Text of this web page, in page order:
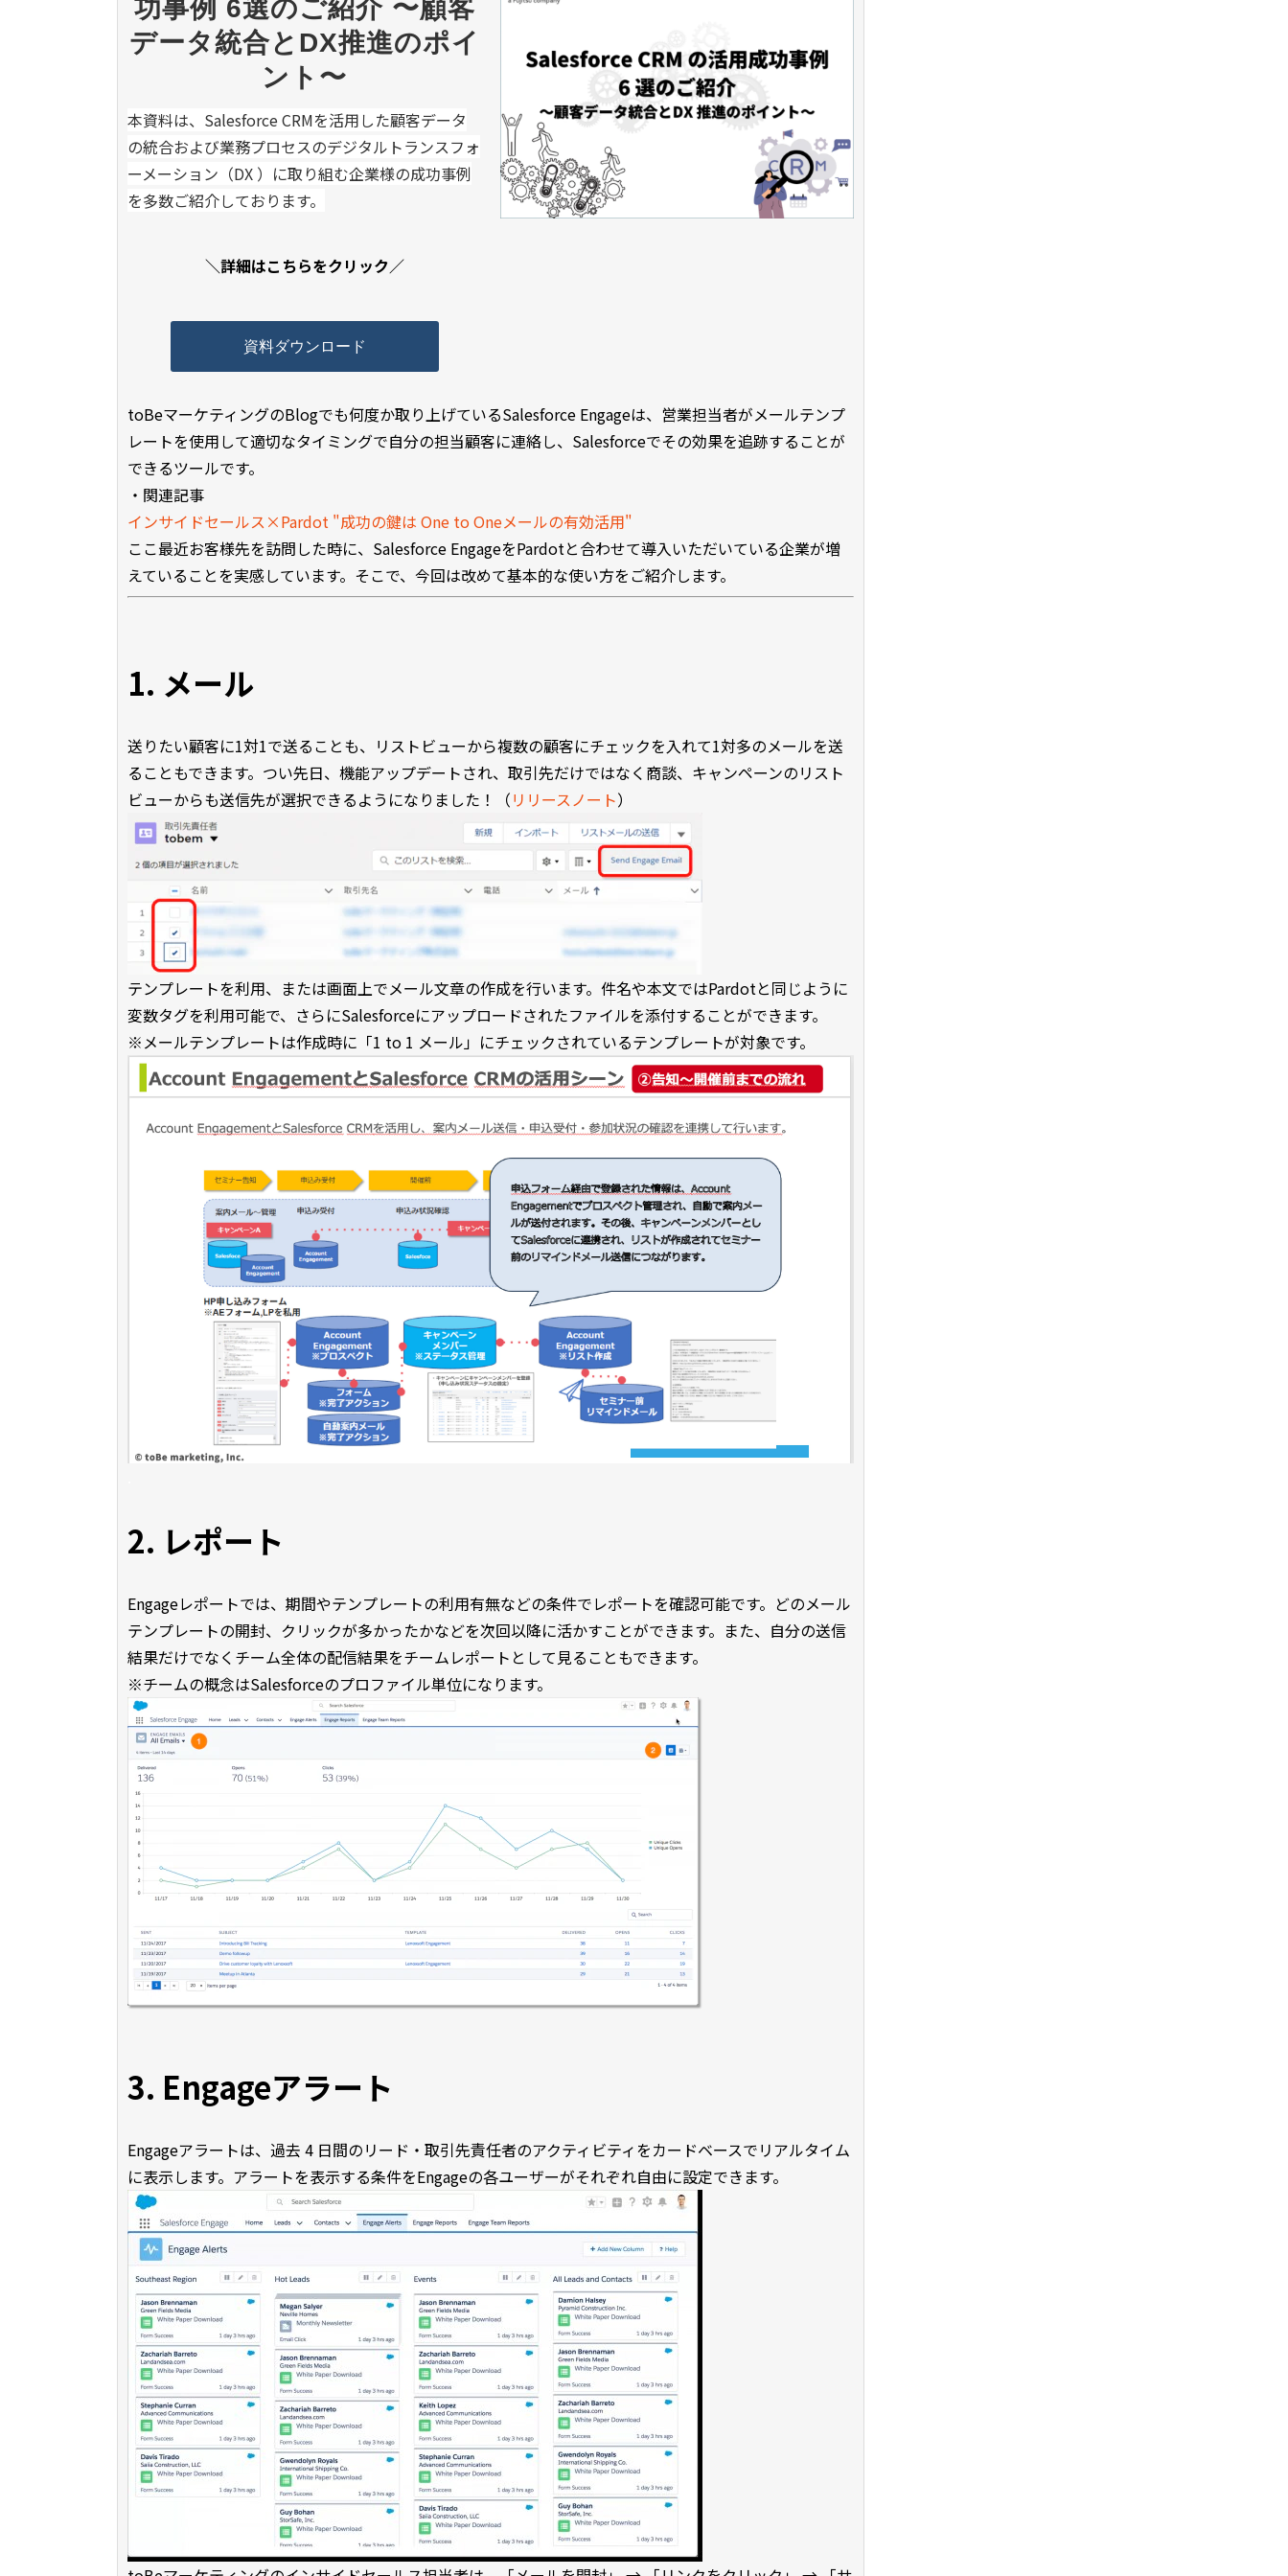
功事例 6選のご紹介 〜顧客
データ統合とDX推進のポイ
ント〜
本資料は、Salesforce CRMを活用した顧客データ
の統合および業務プロセスのデジタルトランスフォ
ーメーション（DX ）に取り組む企業様の成功事例
を多数ご紹介しております。
＼詳細はこちらをクリック／
資料ダウンロード
toBeマーケティングのBlogでも何度か取り上げているSalesforce Engageは、営業担当者がメールテンプ
レートを使用して適切なタイミングで自分の担当顧客に連絡し、Salesforceでその効果を追跡することが
できるツールです。
・関連記事
インサイドセールス×Pardot "成功の鍵は One to Oneメールの有効活用"
ここ最近お客様先を訪問した時に、Salesforce EngageをPardotと合わせて導入いただいている企業が増
えていることを実感しています。そこで、今回は改めて基本的な使い方をご紹介します。
1. メール
送りたい顧客に1対1で送ることも、リストビューから複数の顧客にチェックを入れて1対多のメールを送
ることもできます。つい先日、機能アップデートされ、取引先だけではなく商談、キャンペーンのリスト
ビューからも送信先が選択できるようになりました！（リリースノート）
テンプレートを利用、または画面上でメール文章の作成を行います。件名や本文ではPardotと同じように
変数タグを利用可能で、さらにSalesforceにアップロードされたファイルを添付することができます。
※メールテンプレートは作成時に「1 to 1 メール」にチェックされているテンプレートが対象です。
2. レポート
Engageレポートでは、期間やテンプレートの利用有無などの条件でレポートを確認可能です。どのメール
テンプレートの開封、クリックが多かったかなどを次回以降に活かすことができます。また、自分の送信
結果だけでなくチーム全体の配信結果をチームレポートとして見ることもできます。
※チームの概念はSalesforceのプロファイル単位になります。
3. Engageアラート
Engageアラートは、過去 4 日間のリード・取引先責任者のアクティビティをカードベースでリアルタイム
に表示します。アラートを表示する条件をEngageの各ユーザーがそれぞれ自由に設定できます。